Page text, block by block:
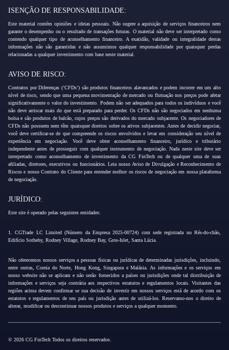
ISENÇÃO DE RESPONSABILIDADE:
Este material contém opiniões e ideias pessoais. Não sugere a aquisição de serviços financeiros nem
garante o desempenho ou o resultado de transações futuras. O material não deve ser interpretado como
contendo qualquer tipo de aconselhamento financeiro. A exatidão, validade ou integralidade destas
informações não são garantidas e não assumimos qualquer responsabilidade por quaisquer perdas
relacionadas a qualquer investimento com base neste material.
AVISO DE RISCO:
Contratos por Diferenças (‘CFDs’) são produtos financeiros alavancados e podem incorrer em um alto
nível de risco, sendo que uma pequena movimentação de mercado ou flutuação nos preços pode afetar
significativamente o valor do investimento. Podem não ser adequados para todos os indivíduos e você
não deve arriscar mais do que está preparado para perder. Os CFDs não são negociados em nenhuma
bolsa e são produtos de balcão, cujos preços são derivados do mercado subjacente. Os negociadores de
CFDs não possuem nem têm quaisquer direitos sobre os ativos subjacentes. Antes de decidir negociar,
você deve certificar-se de que compreende os riscos envolvidos e levar em consideração seu nível de
experiência em negociação. Você deve obter aconselhamento financeiro, jurídico e tributário
independente antes de prosseguir com qualquer instrumento de negociação. Nada neste site deve ser
interpretado como aconselhamento de investimento da CG FinTech ou de qualquer uma de suas
afiliadas, diretores, executivos ou funcionários. Leia nosso Aviso de Divulgação e Reconhecimento de
Riscos e nosso Contrato do Cliente para entender melhor os riscos de negociação em nossa plataforma
de negociação.
JURÍDICO:
Este site é operado pelas seguintes entidades:
1. CGTrade LC Limited (Número da Empresa 2025-00724) com sede registrada no Rés-do-chão,
Edifício Sotheby, Rodney Village, Rodney Bay, Gros-Islet, Santa Lúcia.
Não oferecemos nossos serviços a pessoas físicas ou jurídicas de determinadas jurisdições, incluindo,
entre outras, Coreia do Norte, Hong Kong, Singapura e Malásia. As informações e os serviços em
nosso website não se aplicam e não serão fornecidos a países ou jurisdições onde tal distribuição de
informações e serviços seja contrária aos respectivos estatutos e regulamentos locais. Visitantes das
regiões acima devem confirmar se sua decisão de investir em nossos serviços está de acordo com os
estatutos e regulamentos de seu país ou jurisdição antes de utilizá-los. Reservamo-nos o direito de
alterar, modificar ou descontinuar nossos produtos e serviços a qualquer momento.
© 2026 CG FinTech Todos os direitos reservados.